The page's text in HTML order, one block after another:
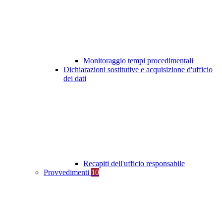
Monitoraggio tempi procedimentali
Dichiarazioni sostitutive e acquisizione d'ufficio
dei dati
Recapiti dell'ufficio responsabile
Provvedimenti 10